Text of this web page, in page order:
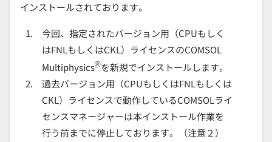
インストールされております。
今回、指定されたバージョン用（CPUもしく
はFNLもしくはCKL）ライセンスのCOMSOL
Multiphysics®を新規でインストールします。
過去バージョン用（CPUもしくはFNLもしくは
CKL）ライセンスで動作しているCOMSOLライ
センスマネージャーは本インストール作業を
行う前までに停止しております。（注意２）